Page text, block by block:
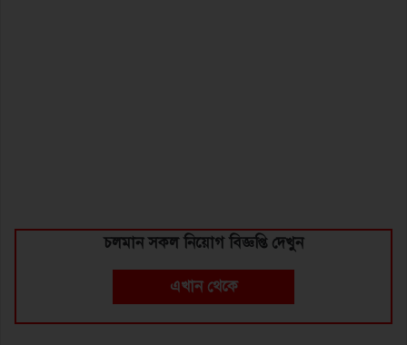
চলমান সকল নিয়োগ বিজ্ঞপ্তি দেখুন
এখান থেকে